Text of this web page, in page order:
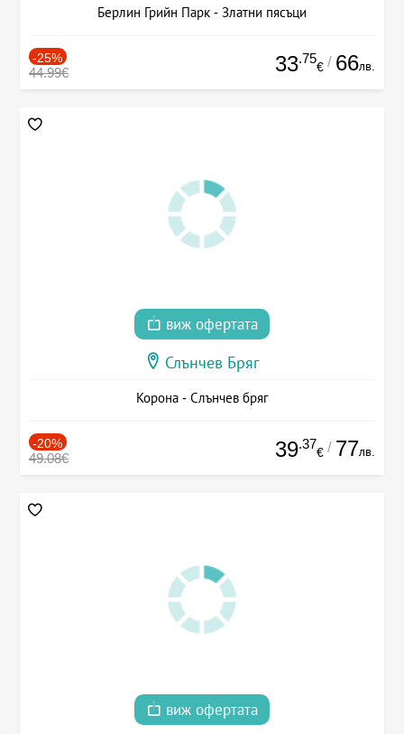
Берлин Грийн Парк - Златни пясъци
-25%
44.99€ 33.75
€ / 66лв.
виж офертата
Слънчев Бряг
Корона - Слънчев бряг
-20%
49.08€ 39.37
€ / 77лв.
виж офертата